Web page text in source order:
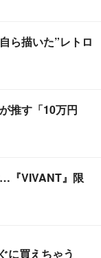
ら描いた”レトロ
推す「10万円
『VIVANT』限
に買えちゃう